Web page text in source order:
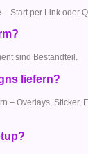
Start per Link oder
sind Bestandteil.
liefern?
– Overlays, Sticker,